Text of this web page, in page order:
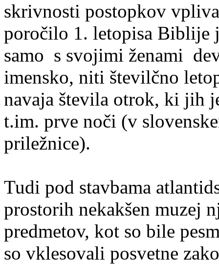
skrivnosti postopkov
poročilo 1. letopisa Biblije
samo s svojimi ženami
imensko, niti številčno
navaja števila otrok, ki jih
t.im. prve noči (v
priležnice).
Tudi pod stavbama
prostorih nekakšen muzej
predmetov, kot so bile
so vklesovali posvetne